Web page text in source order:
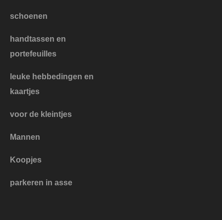
schoenen
handtassen en
portefeuilles
leuke hebbedingen en
kaartjes
voor de kleintjes
Mannen
Koopjes
parkeren in asse